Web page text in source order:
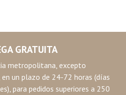
GRATUITA
metropolitana, excepto
en un plazo de 24-72 horas (días
para pedidos superiores a 250